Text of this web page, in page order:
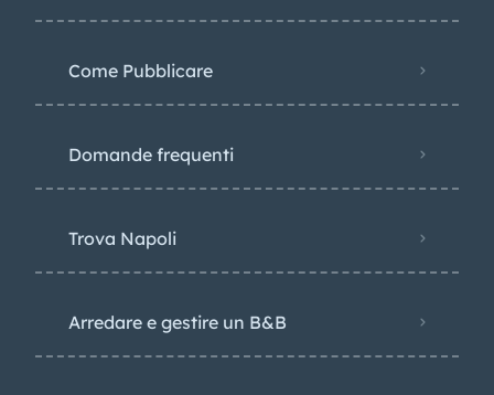
Come Pubblicare
Domande frequenti
Trova Napoli
Arredare e gestire un B&B